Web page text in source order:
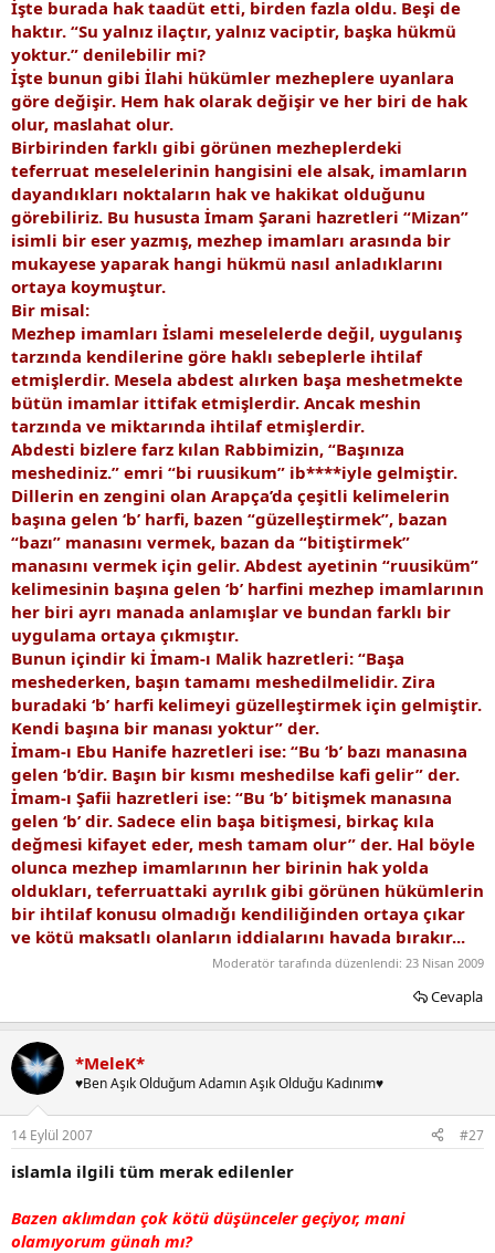
İşte burada hak taadüt etti, birden fazla oldu. Beşi de
haktır. “Su yalnız ilaçtır, yalnız vaciptir, başka hükmü
yoktur.” denilebilir mi?
İşte bunun gibi İlahi hükümler mezheplere uyanlara
göre değişir. Hem hak olarak değişir ve her biri de hak
olur, maslahat olur.
Birbirinden farklı gibi görünen mezheplerdeki
teferruat meselelerinin hangisini ele alsak, imamların
dayandıkları noktaların hak ve hakikat olduğunu
görebiliriz. Bu hususta İmam Şarani hazretleri “Mizan”
isimli bir eser yazmış, mezhep imamları arasında bir
mukayese yaparak hangi hükmü nasıl anladıklarını
ortaya koymuştur.
Bir misal:
Mezhep imamları İslami meselelerde değil, uygulanış
tarzında kendilerine göre haklı sebeplerle ihtilaf
etmişlerdir. Mesela abdest alırken başa meshetmekte
bütün imamlar ittifak etmişlerdir. Ancak meshin
tarzında ve miktarında ihtilaf etmişlerdir.
Abdesti bizlere farz kılan Rabbimizin, “Başınıza
meshediniz.” emri “bi ruusikum” ib****iyle gelmiştir.
Dillerin en zengini olan Arapça’da çeşitli kelimelerin
başına gelen ‘b’ harfi, bazen “güzelleştirmek”, bazan
“bazı” manasını vermek, bazan da “bitiştirmek”
manasını vermek için gelir. Abdest ayetinin “ruusiküm”
kelimesinin başına gelen ‘b’ harfini mezhep imamlarının
her biri ayrı manada anlamışlar ve bundan farklı bir
uygulama ortaya çıkmıştır.
Bunun içindir ki İmam-ı Malik hazretleri: “Başa
meshederken, başın tamamı meshedilmelidir. Zira
buradaki ‘b’ harfi kelimeyi güzelleştirmek için gelmiştir.
Kendi başına bir manası yoktur” der.
İmam-ı Ebu Hanife hazretleri ise: “Bu ‘b’ bazı manasına
gelen ‘b’dir. Başın bir kısmı meshedilse kafi gelir” der.
İmam-ı Şafii hazretleri ise: “Bu ‘b’ bitişmek manasına
gelen ‘b’ dir. Sadece elin başa bitişmesi, birkaç kıla
değmesi kifayet eder, mesh tamam olur” der. Hal böyle
olunca mezhep imamlarının her birinin hak yolda
oldukları, teferruattaki ayrılık gibi görünen hükümlerin
bir ihtilaf konusu olmadığı kendiliğinden ortaya çıkar
ve kötü maksatlı olanların iddialarını havada bırakır...
Moderatör tarafında düzenlendi: 23 Nisan 2009
Cevapla
*MeleK*
♥Ben Aşık Olduğum Adamın Aşık Olduğu Kadınım♥
14 Eylül 2007 #27
islamla ilgili tüm merak edilenler
Bazen aklımdan çok kötü düşünceler geçiyor, mani
olamıyorum günah mı?